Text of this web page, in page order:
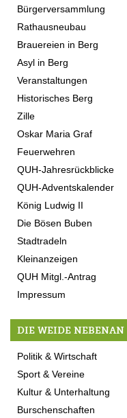
Bürgerversammlung
Rathausneubau
Brauereien in Berg
Asyl in Berg
Veranstaltungen
Historisches Berg
Zille
Oskar Maria Graf
Feuerwehren
QUH-Jahresrückblicke
QUH-Adventskalender
König Ludwig II
Die Bösen Buben
Stadtradeln
Kleinanzeigen
QUH Mitgl.-Antrag
Impressum
DIE WEIDE NEBENAN
Politik & Wirtschaft
Sport & Vereine
Kultur & Unterhaltung
Burschenschaften